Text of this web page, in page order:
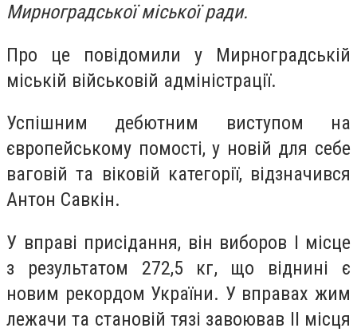
Мирноградської міської ради.
Про це повідомили у Мирноградській
міській військовій адміністрації.
Успішним дебютним виступом на
європейському помості, у новій для себе
ваговій та віковій категорії, відзначився
Антон Савкін.
У вправі присідання, він виборов І місце
з результатом 272,5 кг, що віднині є
новим рекордом України. У вправах жим
лежачи та становій тязі завоював II місця